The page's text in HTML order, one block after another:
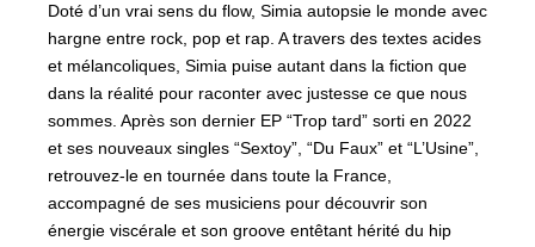
Doté d’un vrai sens du flow, Simia autopsie le monde avec
hargne entre rock, pop et rap. A travers des textes acides
et mélancoliques, Simia puise autant dans la fiction que
dans la réalité pour raconter avec justesse ce que nous
sommes. Après son dernier EP “Trop tard” sorti en 2022
et ses nouveaux singles “Sextoy”, “Du Faux” et “L’Usine”,
retrouvez-le en tournée dans toute la France,
accompagné de ses musiciens pour découvrir son
énergie viscérale et son groove entêtant hérité du hip